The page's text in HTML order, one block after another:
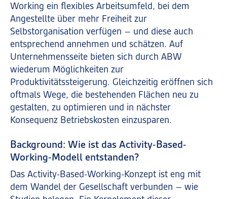
Working ein flexibles Arbeitsumfeld, bei dem
Angestellte über mehr Freiheit zur
Selbstorganisation verfügen – und diese auch
entsprechend annehmen und schätzen. Auf
Unternehmensseite bieten sich durch ABW
wiederum Möglichkeiten zur
Produktivitätssteigerung. Gleichzeitig eröffnen sich
oftmals Wege, die bestehenden Flächen neu zu
gestalten, zu optimieren und in nächster
Konsequenz Betriebskosten einzusparen.
Background: Wie ist das Activity-Based-
Working-Modell entstanden?
Das Activity-Based-Working-Konzept ist eng mit
dem Wandel der Gesellschaft verbunden – wie